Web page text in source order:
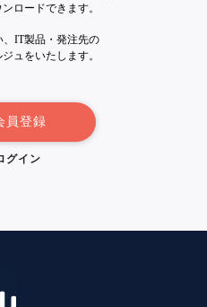
ロードできます。
、IT製品・発注先の
ュをいたします。
員登録
グイン